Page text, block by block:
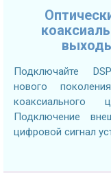
Подключайте
нового
Подключение
цифровой сигнал